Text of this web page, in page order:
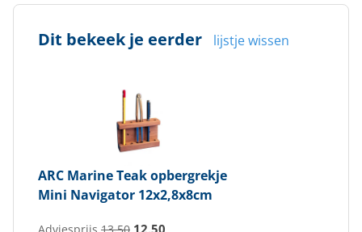
Dit bekeek je eerder lijstje wissen
ARC MarineTeak opbergrekje
Mini Navigator 12x2,8x8cm
12,50